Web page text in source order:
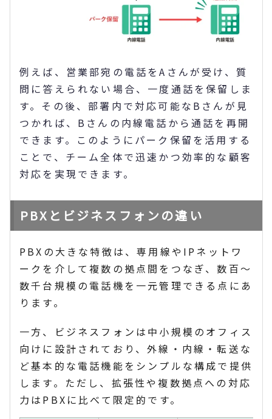
例えば、営業部宛の電話をAさんが受け、質
問に答えられない場合、一度通話を保留しま
す。その後、部署内で対応可能なBさんが見
つかれば、Bさんの内線電話から通話を再開
できます。このようにパーク保留を活用する
ことで、チーム全体で迅速かつ効率的な顧客
対応を実現できます。
PBXとビジネスフォンの違い
PBXの大きな特徴は、専用線やIPネットワ
ークを介して複数の拠点間をつなぎ、数百〜
数千台規模の電話機を一元管理できる点にあ
ります。
一方、ビジネスフォンは中小規模のオフィス
向けに設計されており、外線・内線・転送な
ど基本的な電話機能をシンプルな構成で提供
します。ただし、拡張性や複数拠点への対応
力はPBXに比べて限定的です。